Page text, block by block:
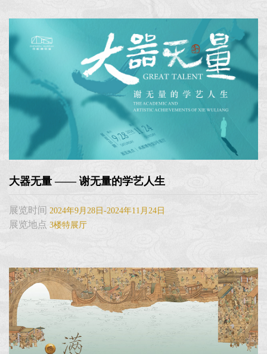
大器无量 —— 谢无量的学艺人生
展览时间 2024年9月28日-2024年11月24日
展览地点 3楼特展厅